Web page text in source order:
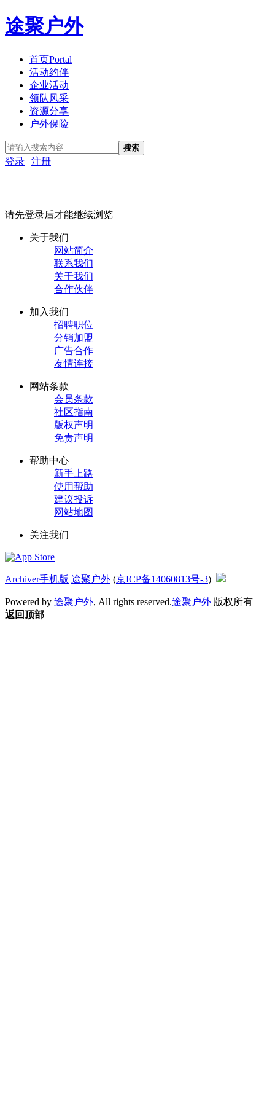
途聚户外
首页Portal
活动约伴
企业活动
领队风采
资源分享
户外保险
搜索
登录 | 注册
请先登录后才能继续浏览
关于我们
网站简介
联系我们
关于我们
合作伙伴
加入我们
招聘职位
分销加盟
广告合作
友情连接
网站条款
会员条款
社区指南
版权声明
免责声明
帮助中心
新手上路
使用帮助
建议投诉
网站地图
关注我们
Archiver手机版 途聚户外 (京ICP备14060813号-3)
Powered by 途聚户外, All rights reserved.途聚户外 版权所有
返回顶部